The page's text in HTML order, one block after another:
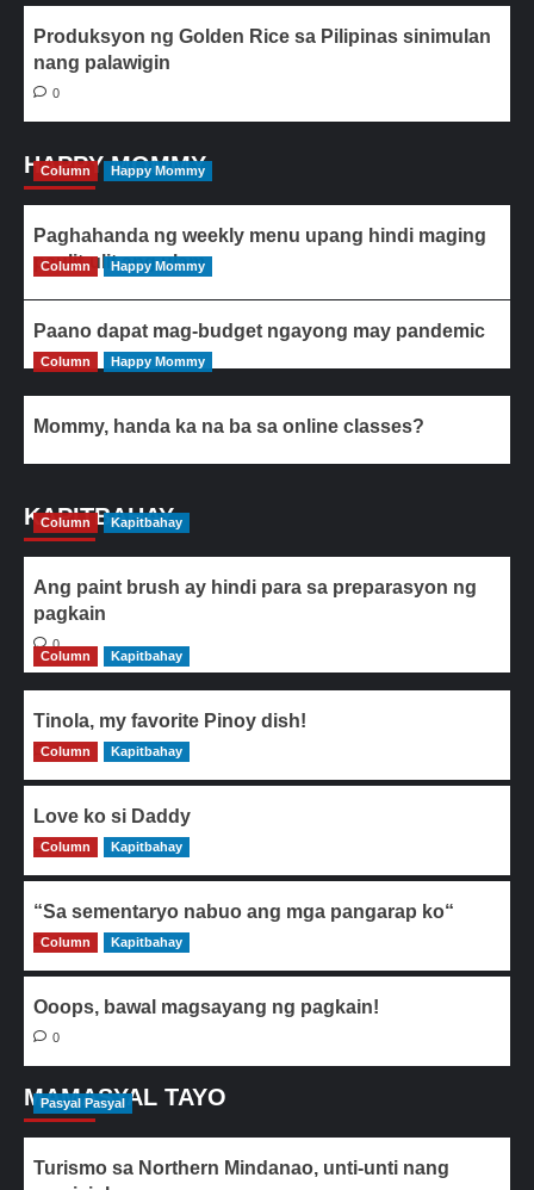
Produksyon ng Golden Rice sa Pilipinas sinimulan
nang palawigin
0
HAPPY MOMMY
Column Happy Mommy
Paghahanda ng weekly menu upang hindi maging
paulit-ulit ang ulam
Column Happy Mommy
Paano dapat mag-budget ngayong may pandemic
Column Happy Mommy
Mommy, handa ka na ba sa online classes?
KAPITBAHAY
Column Kapitbahay
Ang paint brush ay hindi para sa preparasyon ng
pagkain
0
Column
Kapitbahay
Tinola, my favorite Pinoy dish!
0
Column Kapitbahay
Love ko si Daddy
0
Column Kapitbahay
“Sa sementaryo nabuo ang mga pangarap ko“
0
Column Kapitbahay
Ooops, bawal magsayang ng pagkain!
0
MAMASYAL TAYO
Pasyal Pasyal
Turismo sa Northern Mindanao, unti-unti nang